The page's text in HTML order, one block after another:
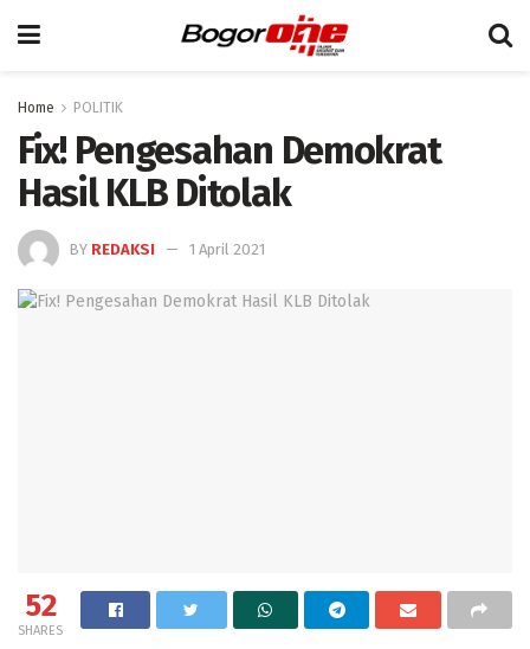
Home POLITIK
Fix! Pengesahan Demokrat
Hasil KLB Ditolak
BY REDAKSI 1 April 2021
52
SHARES